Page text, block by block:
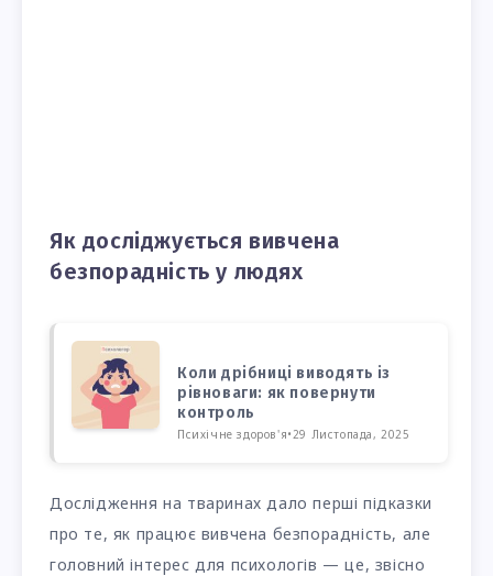
Як досліджується вивчена
безпорадність у людях
Коли дрібниці виводять із
рівноваги: як повернути
контроль
Психічне здоров'я• 29 Листопада, 2025
Дослідження на тваринах дало перші підказки
про те, як працює вивчена безпорадність, але
головний інтерес для психологів — це, звісно